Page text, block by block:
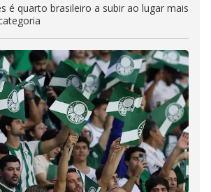
é quarto brasileiro a subir ao lugar mais